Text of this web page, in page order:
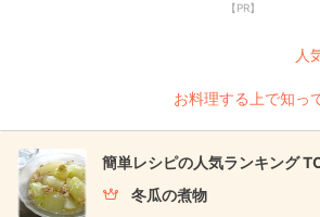
【PR】
人
お料理する上で知っ
簡単レシピの人気ランキング
冬瓜の煮物